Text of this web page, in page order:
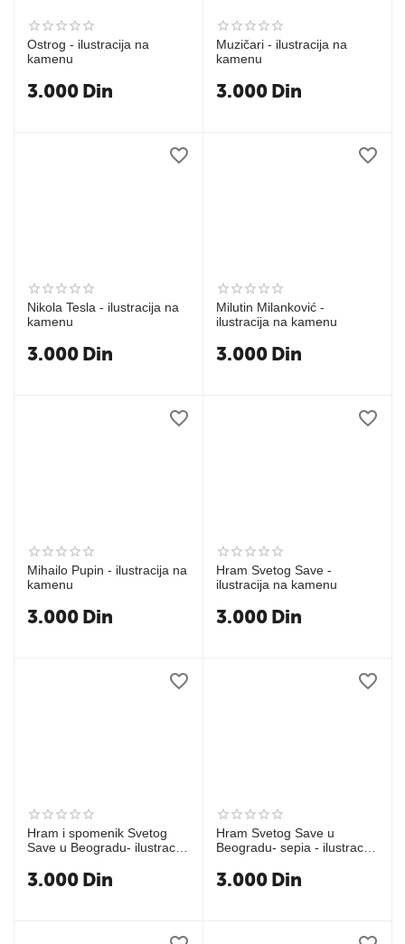
Ostrog - ilustracija na
kamenu
3.000 Din
Muzičari - ilustracija na
kamenu
3.000 Din
Nikola Tesla - ilustracija na
kamenu
3.000 Din
Milutin Milanković -
ilustracija na kamenu
3.000 Din
Mihailo Pupin - ilustracija na
kamenu
3.000 Din
Hram Svetog Save -
ilustracija na kamenu
3.000 Din
Hram i spomenik Svetog
Save u Beogradu- ilustracija
3.000 Din
Hram Svetog Save u
Beogradu- sepia - ilustracija
3.000 Din